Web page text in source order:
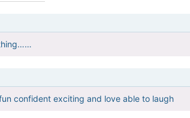
confident exciting and love able to laugh